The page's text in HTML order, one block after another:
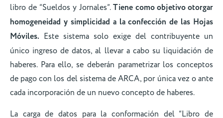
libro de “Sueldos y Jornales”.Tiene como objetivo otorgar
homogeneidad y simplicidad a la confección de las Hojas
Móviles. Este sistema solo exige del contribuyente un
único ingreso de datos, al llevar a cabo su liquidación de
haberes. Para ello, se deberán parametrizar los conceptos
de pago con los del sistema de ARCA, por única vez o ante
cada incorporación de un nuevo concepto de haberes.
La carga de datos para la conformación del “Libro de